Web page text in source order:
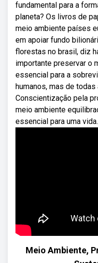
fundamental para a
planeta? Os livros de
meio ambiente países
em apoiar fundo
florestas no brasil, diz
importante preservar o
essencial para a
humanos, mas de
Conscientização pela
meio ambiente
essencial para uma vida.
Meio Ambiente,